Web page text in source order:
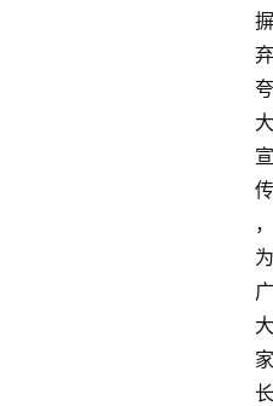
摒
弃
夸
大
宣
传
，
为
广
大
家
长